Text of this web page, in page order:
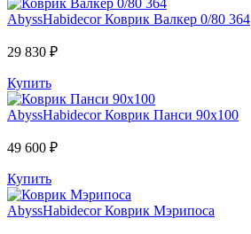
AbyssHabidecor Коврик Валкер 0/80 364
29 830 ₽
Купить
AbyssHabidecor Коврик Панси 90х100
49 600 ₽
Купить
AbyssHabidecor Коврик Мэрипоса